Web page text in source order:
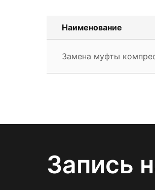
Наименование
Замена муфты
Запись